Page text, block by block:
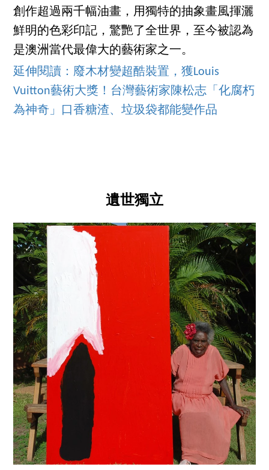
創作超過兩千幅油畫，用獨特的抽象畫風揮灑
鮮明的色彩印記，驚艷了全世界，至今被認為
是澳洲當代最偉大的藝術家之一。
延伸閱讀：廢木材變超酷裝置，獲Louis
Vuitton藝術大獎！台灣藝術家陳松志「化腐朽
為神奇」口香糖渣、垃圾袋都能變作品
遺世獨立